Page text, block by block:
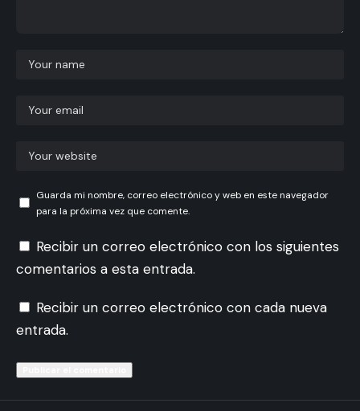
Guarda mi nombre, correo electrónico y web en este navegador
para la próxima vez que comente.
Recibir un correo electrónico con los siguientes
comentarios a esta entrada.
Recibir un correo electrónico con cada nueva
entrada.